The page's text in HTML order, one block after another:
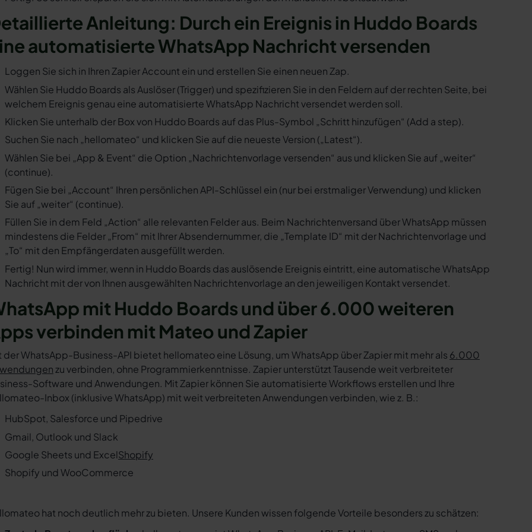
Anleitung: Durch ein Ereignis in Huddo Boards
automatisierte WhatsApp Nachricht versenden
Loggen Sie sich in Ihren Zapier Account ein und erstellen Sie einen neuen Zap.
Wählen Sie Huddo Boards als Auslöser (Trigger) und spezifizieren Sie in den Feldern auf der rechten Seite, bei
welchem Ereignis genau eine automatisierte WhatsApp Nachricht versendet werden soll.
Klicken Sie unterhalb der Box von Huddo Boards auf das Plus-Symbol „Schritt hinzufügen“ (Add a step).
Suchen Sie nach „hellomateo“ und klicken Sie auf die neueste Version („Latest“).
Wählen Sie bei „App & Event“ die Option „Nachrichtenvorlage versenden“ aus und klicken Sie auf „weiter“
(continue).
Fügen Sie bei „Account“ Ihren persönlichen API-Schlüssel ein (nur bei erstmaliger Verwendung) und klicken
Sie auf „weiter“ (continue).
Füllen Sie in dem Feld „Action“ alle relevanten Felder aus. Beim Nachrichtenversand über WhatsApp müssen
mindestens die Felder „From“ mit Ihrer Absendernummer, die „Template ID“ mit der Nachrichtenvorlage und
„To“ mit den Empfängerdaten ausgefüllt werden.
Fertig! Nun wird immer, wenn in Huddo Boards das auslösende Ereignis eintritt, eine automatische WhatsApp
Nachricht mit der von Ihnen ausgewählten Nachrichtenvorlage an den jeweiligen Kontakt versendet.
mit Huddo Boards und über 6.000 weiteren
verbinden mit Mateo und Zapier
der WhatsApp-Business-API bietet hellomateo eine Lösung, um WhatsApp über Zapier mit mehr als 6.000
zu verbinden, ohne Programmierkenntnisse. Zapier unterstützt Tausende weit verbreiteter
Software und Anwendungen. Mit Zapier können Sie automatisierte Workflows erstellen und Ihre
Inbox (inklusive WhatsApp) mit weit verbreiteten Anwendungen verbinden, wie z. B.:
HubSpot, Salesforce und Pipedrive
Gmail, Outlook und Slack
Google Sheets und ExcelShopify
Shopify und WooCommerce
hat noch deutlich mehr zu bieten. Unsere Kunden wissen folgende Vorteile besonders zu schätzen: